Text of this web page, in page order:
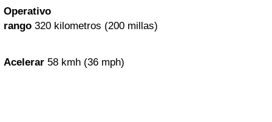
Operativo
rango 320 kilometros (200 millas)
Acelerar 58 kmh (36 mph)